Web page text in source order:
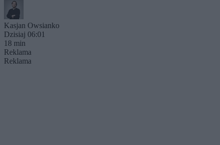
Kasjan Owsianko
Dzisiaj 06:01
18 min
Reklama
Reklama